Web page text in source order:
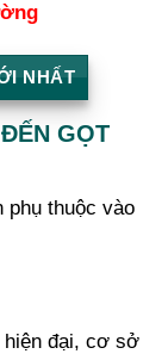
NHẤT
GỌT
phụ thuộc vào
đại, cơ sở